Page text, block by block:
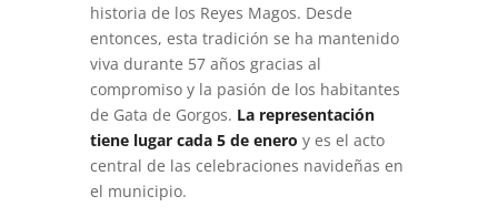
historia de los Reyes Magos. Desde
entonces, esta tradición se ha mantenido
viva durante 57 años gracias al
compromiso y la pasión de los habitantes
de Gata de Gorgos. La representación
tiene lugar cada 5 de enero y es el acto
central de las celebraciones navideñas en
el municipio.